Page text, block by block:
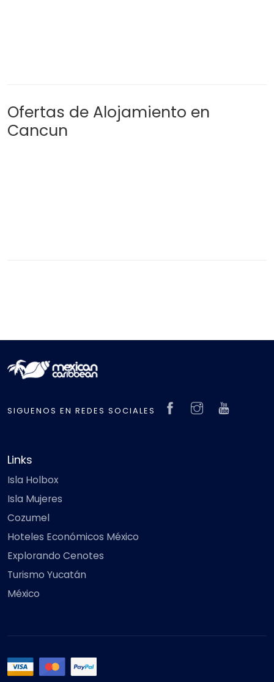
Ofertas de Alojamiento en
Cancun
SIGUENOS EN REDES SOCIALES
Links
Isla Holbox
Isla Mujeres
Cozumel
Hoteles Económicos México
Explorando Cenotes
Turismo Yucatán
México